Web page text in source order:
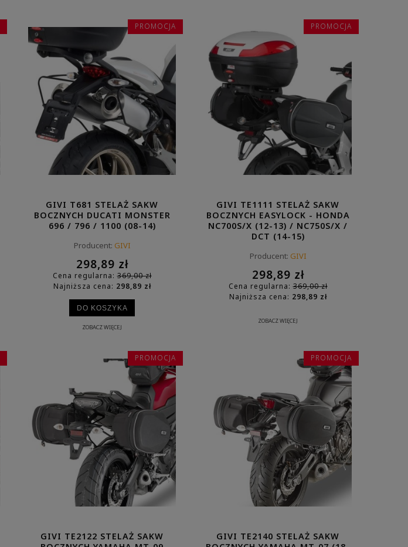
GIVI T681 STELAŻ SAKW
BOCZNYCH DUCATI MONSTER
696 / 796 / 1100 (08-14)
Producent: GIVI
298,89 zł
Cena regularna:369,00 zł
Najniższa cena: 298,89 zł
DO KOSZYKA
ZOBACZ WIĘCEJ
PROMOCJA
GIVI TE1111 STELAŻ SAKW
BOCZNYCH EASYLOCK - HONDA
NC700S/X (12-13) / NC750S/X /
DCT (14-15)
Producent: GIVI
298,89 zł
Cena regularna:369,00 zł
Najniższa cena: 298,89 zł
ZOBACZ WIĘCEJ
PROMOCJA
GIVI TE2122 STELAŻ SAKW
PROMOCJA
GIVI TE2140 STELAŻ SAKW
PROMOCJA